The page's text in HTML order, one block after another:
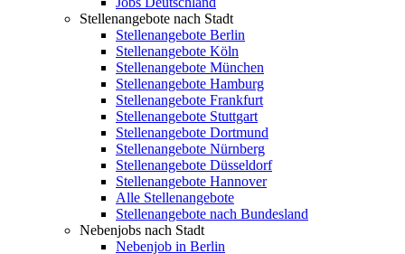
Stellenangebote nach Stadt
Stellenangebote Berlin
Stellenangebote Köln
Stellenangebote München
Stellenangebote Hamburg
Stellenangebote Frankfurt
Stellenangebote Stuttgart
Stellenangebote Dortmund
Stellenangebote Nürnberg
Stellenangebote Düsseldorf
Stellenangebote Hannover
Alle Stellenangebote
Stellenangebote nach Bundesland
Nebenjobs nach Stadt
Nebenjob in Berlin